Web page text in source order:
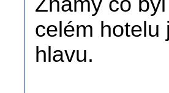
celém hotelu
hlavu.